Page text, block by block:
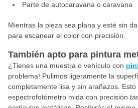
Parte de autocaravana o caravana
Mientras la pieza sea plana y esté sin
para escanear el color con precisión.
También apto para pintura
¿Tienes una muestra o vehículo con
problema! Pulimos ligeramente la
completamente lisa y sin arañazos.
espectrofotómetro mida con precisión